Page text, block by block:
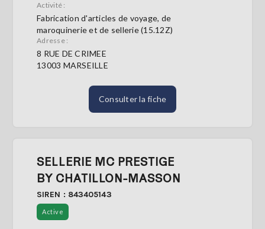
Activité :
Fabrication d'articles de voyage, de
maroquinerie et de sellerie (15.12Z)
Adresse :
8 RUE DE CRIMEE
13003 MARSEILLE
Consulter la fiche
SELLERIE MC PRESTIGE
BY CHATILLON-MASSON
SIREN : 843405143
Active